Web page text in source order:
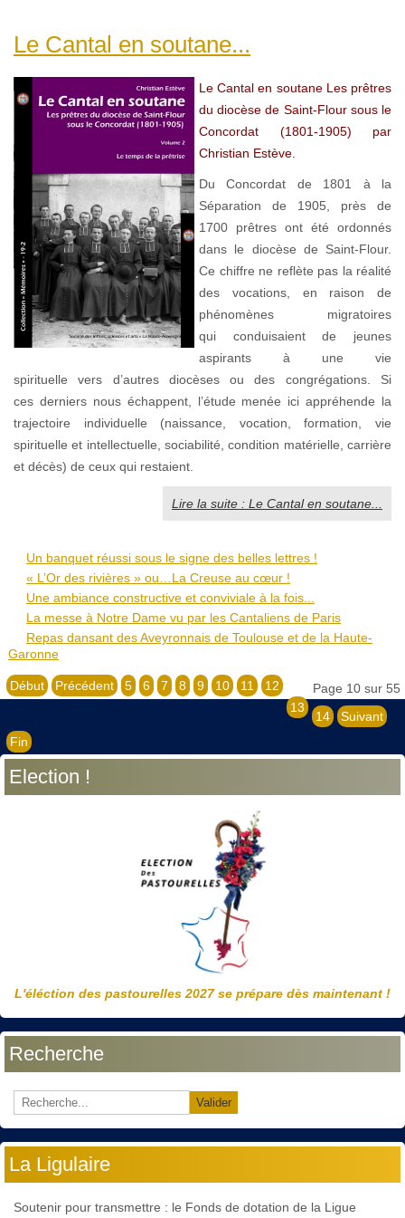
Le Cantal en soutane...
Le Cantal en soutane Les prêtres
du diocèse de Saint-Flour sous le
Concordat (1801-1905) par
Christian Estève.
Du Concordat de 1801 à la
Séparation de 1905, près de
1700 prêtres ont été ordonnés
dans le diocèse de Saint-Flour.
Ce chiffre ne reflète pas la réalité
des vocations, en raison de
phénomènes migratoires
qui conduisaient de jeunes
aspirants à une vie
spirituelle vers d’autres diocèses ou des congrégations. Si
ces derniers nous échappent, l’étude menée ici appréhende la
trajectoire individuelle (naissance, vocation, formation, vie
spirituelle et intellectuelle, sociabilité, condition matérielle, carrière
et décès) de ceux qui restaient.
Lire la suite : Le Cantal en soutane...
Un banquet réussi sous le signe des belles lettres !
« L’Or des rivières » ou…La Creuse au cœur !
Une ambiance constructive et conviviale à la fois...
La messe à Notre Dame vu par les Cantaliens de Paris
Repas dansant des Aveyronnais de Toulouse et de la Haute-
Garonne
Page 10 sur 55
Début Précédent 5 6 7 8 9 10 11
12
13
14
Suivant
Fin
Election !
L'éléction des pastourelles 2027 se prépare dès maintenant !
Recherche
Valider
La Ligulaire
Soutenir pour transmettre : le Fonds de dotation de la Ligue